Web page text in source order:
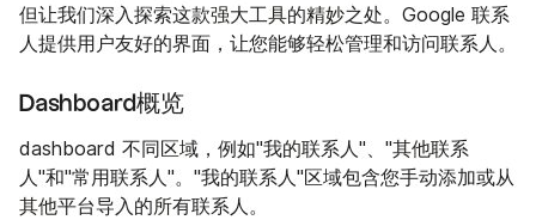
但让我们深入探索这款强大工具的精妙之处。Google 联系
人提供用户友好的界面，让您能够轻松管理和访问联系人。
Dashboard概览
dashboard 不同区域，例如"我的联系人"、"其他联系
人"和"常用联系人"。"我的联系人"区域包含您手动添加或从
其他平台导入的所有联系人。